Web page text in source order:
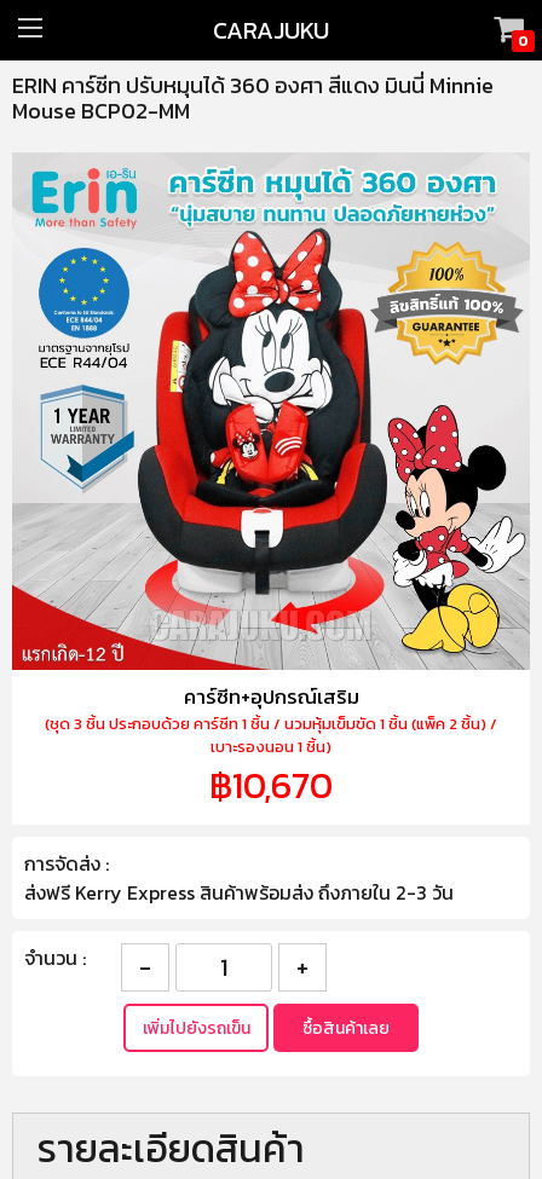
CARAJUKU 0
ERIN คาร์ซีท ปรับหมุนได้ 360 องศา สีแดง มินนี่ Minnie
Mouse BCP02-MM
คาร์ซีท+อุปกรณ์เสริม
(ชุด 3 ชิ้น ประกอบด้วย คาร์ซีท 1 ชิ้น / นวมหุ้มเข็มขัด 1 ชิ้น (แพ็ค 2 ชิ้น) /
เบาะรองนอน 1 ชิ้น)
฿10,670
การจัดส่ง :
ส่งฟรี Kerry Express สินค้าพร้อมส่ง ถึงภายใน 2-3 วัน
จำนวน :
รายละเอียดสินค้า